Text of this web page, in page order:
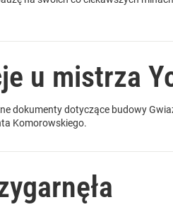
u mistrza
dokumenty dotyczące budowy
Komorowskiego.